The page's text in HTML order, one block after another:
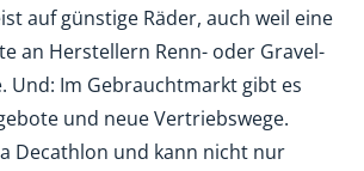
auf günstige Räder, auch weil eine
an Herstellern Renn- oder Gravel-
Und: Im Gebrauchtmarkt gibt es
und neue Vertriebswege.
Decathlon und kann nicht nur